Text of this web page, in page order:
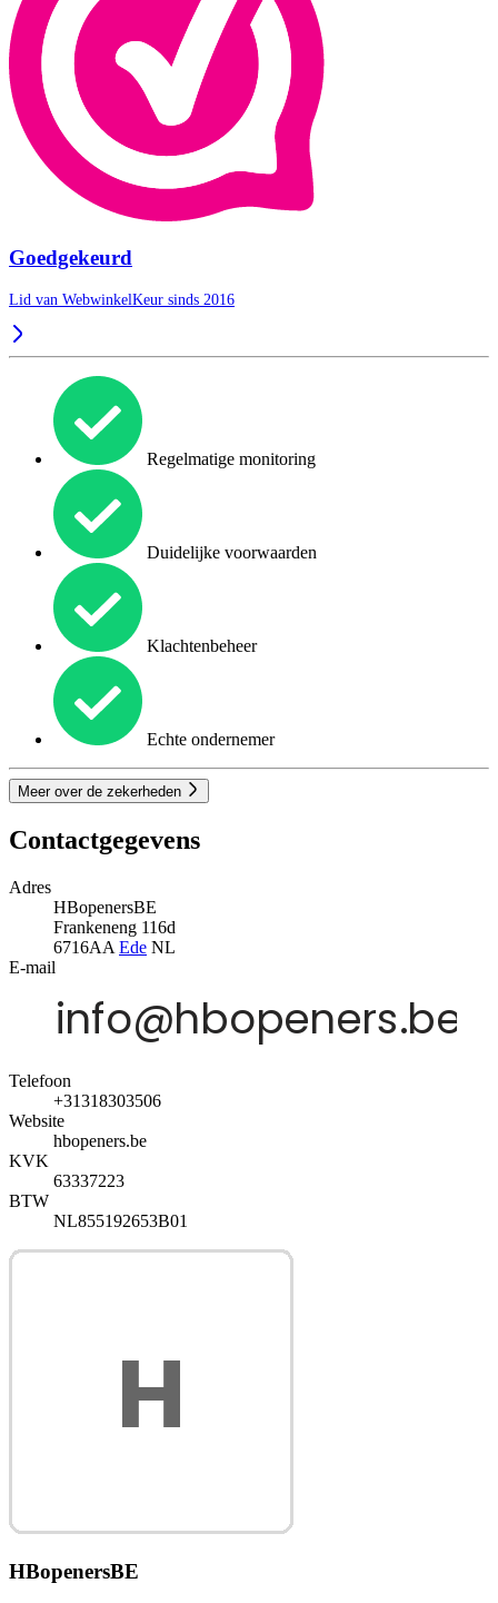
Goedgekeurd
Lid van WebwinkelKeur sinds 2016
Regelmatige monitoring
Duidelijke voorwaarden
Klachtenbeheer
Echte ondernemer
Meer over de zekerheden
Contactgegevens
Adres
HBopenersBE
Frankeneng 116d
6716AA Ede NL
E-mail
Telefoon
+31318303506
Website
hbopeners.be
KVK
63337223
BTW
NL855192653B01
HBopenersBE